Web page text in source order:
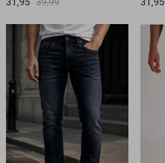
31,95 39,99 31,95